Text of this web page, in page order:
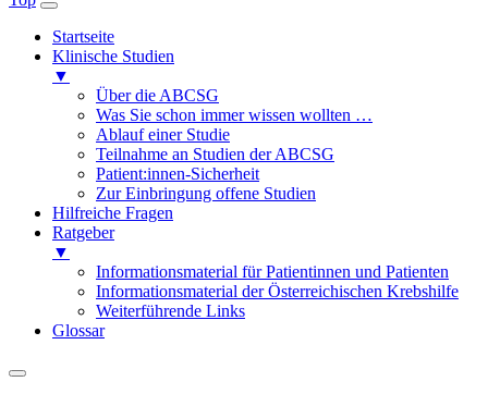
Startseite
Klinische Studien
▼
Über die ABCSG
Was Sie schon immer wissen wollten …
Ablauf einer Studie
Teilnahme an Studien der ABCSG
Patient:innen-Sicherheit
Zur Einbringung offene Studien
Hilfreiche Fragen
Ratgeber
▼
Informationsmaterial für Patientinnen und Patienten
Informationsmaterial der Österreichischen Krebshilfe
Weiterführende Links
Glossar